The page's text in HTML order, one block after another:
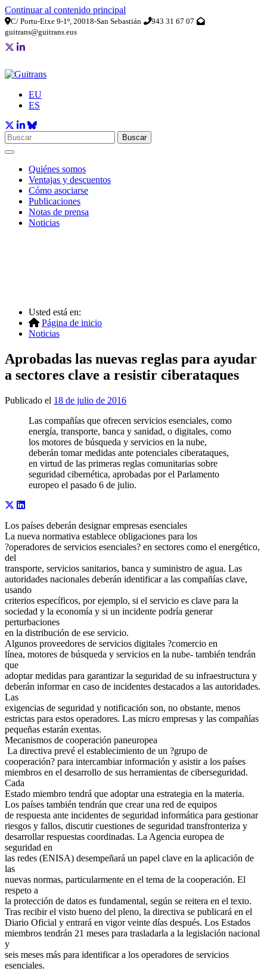
Continuar al contenido principal
C/ Portu-Etxe 9-1º, 20018-San Sebastián
943 31 67 07
guitrans@guitrans.eus
EU
ES
Buscar
Quiénes somos
Ventajas y descuentos
Cómo asociarse
Publicaciones
Notas de prensa
Noticias
Usted está en:
Página de inicio
Noticias
Aprobadas las nuevas reglas para ayudar
a sectores clave a resistir ciberataques
Publicado el 18 de julio de 2016
Las compañías que ofrecen servicios esenciales, como
energía, transporte, banca y sanidad, o digitales, como
los motores de búsqueda y servicios en la nube,
deberán tomar medidas ante potenciales ciberataques,
en virtud de las primeras reglas comunitarias sobre
seguridad cibernética, aprobadas por el Parlamento
europeo el pasado 6 de julio.
Los países deberán designar empresas esenciales
La nueva normativa establece obligaciones para los
?operadores de servicios esenciales? en sectores como el energético,
del
transporte, servicios sanitarios, banca y suministro de agua. Las
autoridades nacionales deberán identificar a las compañías clave,
usando
criterios específicos, por ejemplo, si el servicio es clave para la
sociedad y la economía y si un incidente podría generar
perturbaciones
en la distribución de ese servicio.
Algunos proveedores de servicios digitales ?comercio en
línea, motores de búsqueda y servicios en la nube- también tendrán
que
adoptar medidas para garantizar la seguridad de su infraestructura y
deberán informar en caso de incidentes destacados a las autoridades.
Las
exigencias de seguridad y notificación son, no obstante, menos
estrictas para estos operadores. Las micro empresas y las compañías
pequeñas estarán exentas.
Mecanismos de cooperación paneuropea
La directiva prevé el establecimiento de un ?grupo de
cooperación? para intercambiar información y asistir a los países
miembros en el desarrollo de sus herramientas de ciberseguridad.
Cada
Estado miembro tendrá que adoptar una estrategia en la materia.
Los países también tendrán que crear una red de equipos
de respuesta ante incidentes de seguridad informática para gestionar
riesgos y fallos, discutir cuestiones de seguridad transfronteriza y
desarrollar respuestas coordinadas. La Agencia europea de
seguridad en
las redes (ENISA) desempeñará un papel clave en la aplicación de
las
nuevas normas, particularmente en el tema de la cooperación. El
respeto a
la protección de datos es fundamental, según se reitera en el texto.
Tras recibir el visto bueno del pleno, la directiva se publicará en el
Diario Oficial y entrará en vigor veinte días después. Los Estados
miembros tendrán 21 meses para trasladarla a la legislación nacional
y
seis meses más para identificar a los operadores de servicios
esenciales.